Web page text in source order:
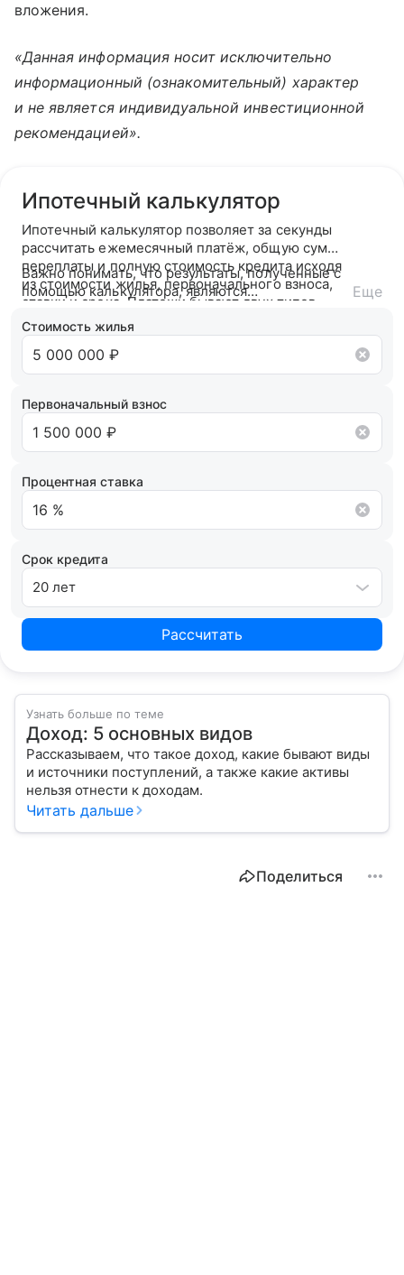
вложения.
«Данная информация носит исключительно
информационный (ознакомительный) характер
и не является индивидуальной инвестиционной
рекомендацией».
Ипотечный калькулятор
Ипотечный калькулятор позволяет за секунды
рассчитать ежемесячный платёж, общую сумму
переплаты и полную стоимость кредита исходя
из стоимости жилья, первоначального взноса,
ставки и срока. Платежи бывают двух типов —
аннуитетный (фиксированный на весь срок) или
дифференцированный (убывающий).
Важно понимать, что результаты, полученные с
помощью калькулятора, являются
ознакомится с вашей кредитной историей и
кредитным рейтингом и на основании вашего
кредитного потенциала предложит точные
Еще
Стоимость жилья
Первоначальный взнос
Процентная ставка
Срок кредита
20 лет
Рассчитать
Узнать больше по теме
Доход: 5 основных видов
Рассказываем, что такое доход, какие бывают виды
и источники поступлений, а также какие активы
нельзя отнести к доходам.
Читать дальше
Поделиться